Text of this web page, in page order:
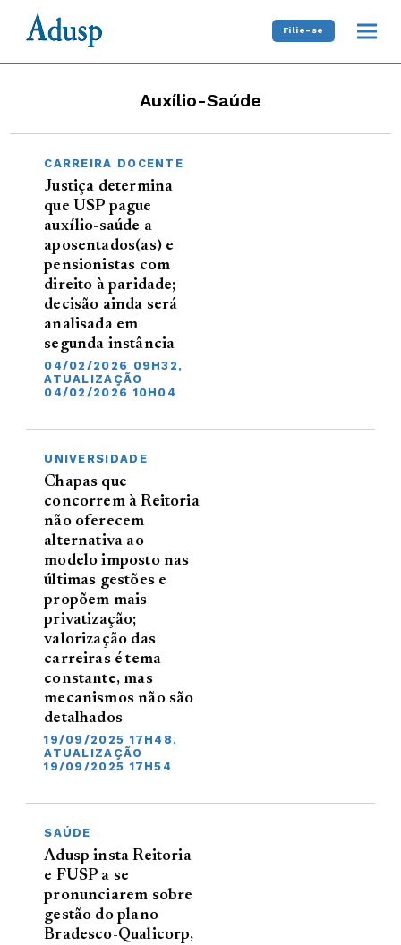
Filie-se
Auxílio-Saúde
CARREIRA DOCENTE
Justiça determina
que USP pague
auxílio-saúde a
aposentados(as) e
pensionistas com
direito à paridade;
decisão ainda será
analisada em
segunda instância
04/02/2026 09H32,
ATUALIZAÇÃO
04/02/2026 10H04
UNIVERSIDADE
Chapas que
concorrem à Reitoria
não oferecem
alternativa ao
modelo imposto nas
últimas gestões e
propõem mais
privatização;
valorização das
carreiras é tema
constante, mas
mecanismos não são
detalhados
19/09/2025 17H48,
ATUALIZAÇÃO
19/09/2025 17H54
SAÚDE
Adusp insta Reitoria
e FUSP a se
pronunciarem sobre
gestão do plano
Bradesco-Qualicorp,